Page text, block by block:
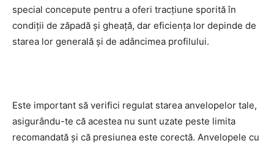
special concepute pentru a oferi tracțiune sporită în
condiții de zăpadă și gheață, dar eficiența lor depinde de
starea lor generală și de adâncimea profilului.
Este important să verifici regulat starea anvelopelor tale,
asigurându-te că acestea nu sunt uzate peste limita
recomandată și că presiunea este corectă. Anvelopele cu